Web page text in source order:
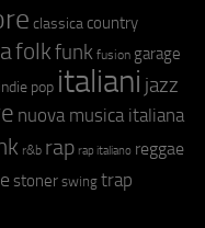
classica country
folkfunk fusion garage
indie pop italiani jazz
nuova musica italiana
r&b rap rap italiano reggae
stoner swing trap